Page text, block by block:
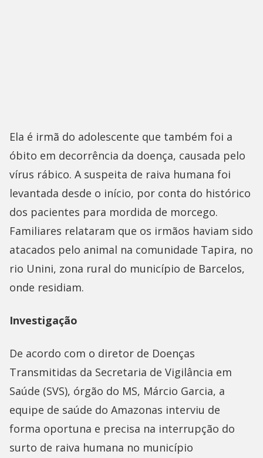
Ela é irmã do adolescente que também foi a
óbito em decorrência da doença, causada pelo
vírus rábico. A suspeita de raiva humana foi
levantada desde o início, por conta do histórico
dos pacientes para mordida de morcego.
Familiares relataram que os irmãos haviam sido
atacados pelo animal na comunidade Tapira, no
rio Unini, zona rural do município de Barcelos,
onde residiam.
Investigação
De acordo com o diretor de Doenças
Transmitidas da Secretaria de Vigilância em
Saúde (SVS), órgão do MS, Márcio Garcia, a
equipe de saúde do Amazonas interviu de
forma oportuna e precisa na interrupção do
surto de raiva humana no município